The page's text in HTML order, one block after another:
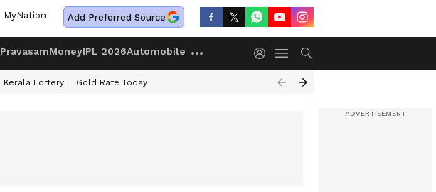
MyNation Add Preferred Source
PravasamMoneyIPL 2026Automobile
Kerala Lottery Gold Rate Today